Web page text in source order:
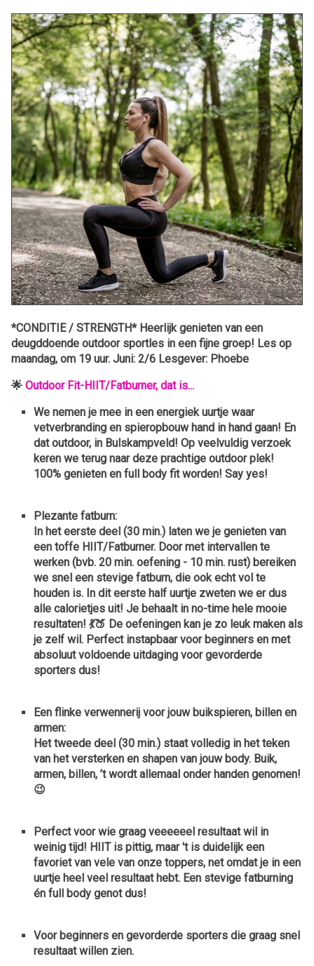
*CONDITIE / STRENGTH* Heerlijk genieten van een
deugddoende outdoor sportles in een fijne groep! Les op
maandag, om 19 uur. Juni: 2/6 Lesgever: Phoebe
🌟 Outdoor Fit-HIIT/Fatburner, dat is...
We nemen je mee in een energiek uurtje waar
vetverbranding en spieropbouw hand in hand gaan! En
dat outdoor, in Bulskampveld! Op veelvuldig verzoek
keren we terug naar deze prachtige outdoor plek!
100% genieten en full body fit worden! Say yes!
Plezante fatburn:
In het eerste deel (30 min.) laten we je genieten van
een toffe HIIT/Fatburner. Door met intervallen te
werken (bvb. 20 min. oefening - 10 min. rust) bereiken
we snel een stevige fatburn, die ook echt vol te
houden is. In dit eerste half uurtje zweten we er dus
alle calorietjes uit! Je behaalt in no-time hele mooie
resultaten! 💃🍑 De oefeningen kan je zo leuk maken als
je zelf wil. Perfect instapbaar voor beginners en met
absoluut voldoende uitdaging voor gevorderde
sporters dus!
Een flinke verwennerij voor jouw buikspieren, billen en
armen:
Het tweede deel (30 min.) staat volledig in het teken
van het versterken en shapen van jouw body. Buik,
armen, billen, ’t wordt allemaal onder handen genomen!
😉
Perfect voor wie graag veeeeeel resultaat wil in
weinig tijd! HIIT is pittig, maar 't is duidelijk een
favoriet van vele van onze toppers, net omdat je in een
uurtje heel veel resultaat hebt. Een stevige fatburning
én full body genot dus!
Voor beginners en gevorderde sporters die graag snel
resultaat willen zien.